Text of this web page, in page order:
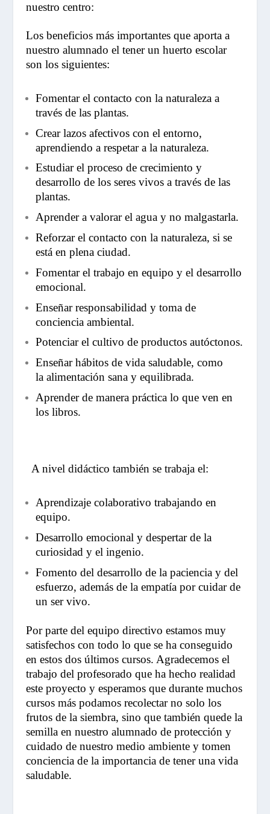
nuestro centro:
Los beneficios más importantes que aporta a
nuestro alumnado el tener un huerto escolar
son los siguientes:
Fomentar el contacto con la naturaleza a
través de las plantas.
Crear lazos afectivos con el entorno,
aprendiendo a respetar a la naturaleza.
Estudiar el proceso de crecimiento y
desarrollo de los seres vivos a través de las
plantas.
Aprender a valorar el agua y no malgastarla.
Reforzar el contacto con la naturaleza, si se
está en plena ciudad.
Fomentar el trabajo en equipo y el desarrollo
emocional.
Enseñar responsabilidad y toma de
conciencia ambiental.
Potenciar el cultivo de productos autóctonos.
Enseñar hábitos de vida saludable, como
la alimentación sana y equilibrada.
Aprender de manera práctica lo que ven en
los libros.
A nivel didáctico también se trabaja el:
Aprendizaje colaborativo trabajando en
equipo.
Desarrollo emocional y despertar de la
curiosidad y el ingenio.
Fomento del desarrollo de la paciencia y del
esfuerzo, además de la empatía por cuidar de
un ser vivo.
Por parte del equipo directivo estamos muy
satisfechos con todo lo que se ha conseguido
en estos dos últimos cursos. Agradecemos el
trabajo del profesorado que ha hecho realidad
este proyecto y esperamos que durante muchos
cursos más podamos recolectar no solo los
frutos de la siembra, sino que también quede la
semilla en nuestro alumnado de protección y
cuidado de nuestro medio ambiente y tomen
conciencia de la importancia de tener una vida
saludable.